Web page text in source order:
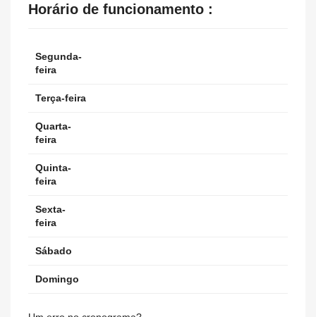
Horário de funcionamento :
Segunda-
feira
Terça-feira
Quarta-
feira
Quinta-
feira
Sexta-
feira
Sábado
Domingo